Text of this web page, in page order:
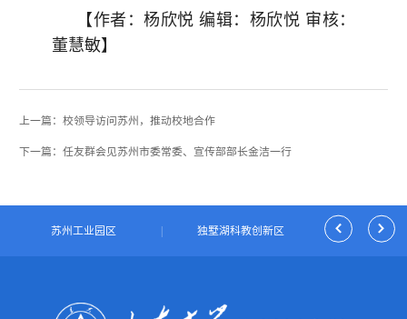
【作者：杨欣悦 编辑：杨欣悦 审核：
董慧敏】
上一篇：校领导访问苏州，推动校地合作
下一篇：任友群会见苏州市委常委、宣传部部长金洁一行
苏州工业园区 独墅湖科教创新区 园区科技和